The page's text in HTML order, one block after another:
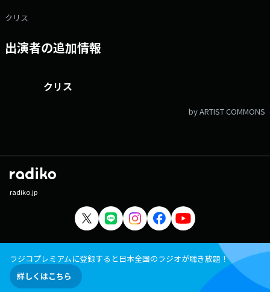
クリス
出演者の追加情報
クリス
by ARTIST COMMONS
radiko.jp
ラジコプレミアムに登録すると日本全国のラジオが聴き放題！
詳しくはこちら